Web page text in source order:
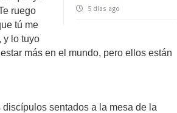
5 días ago
ruego
tú me
y lo tuyo
más en el mundo, pero ellos están
sentados a la mesa de la